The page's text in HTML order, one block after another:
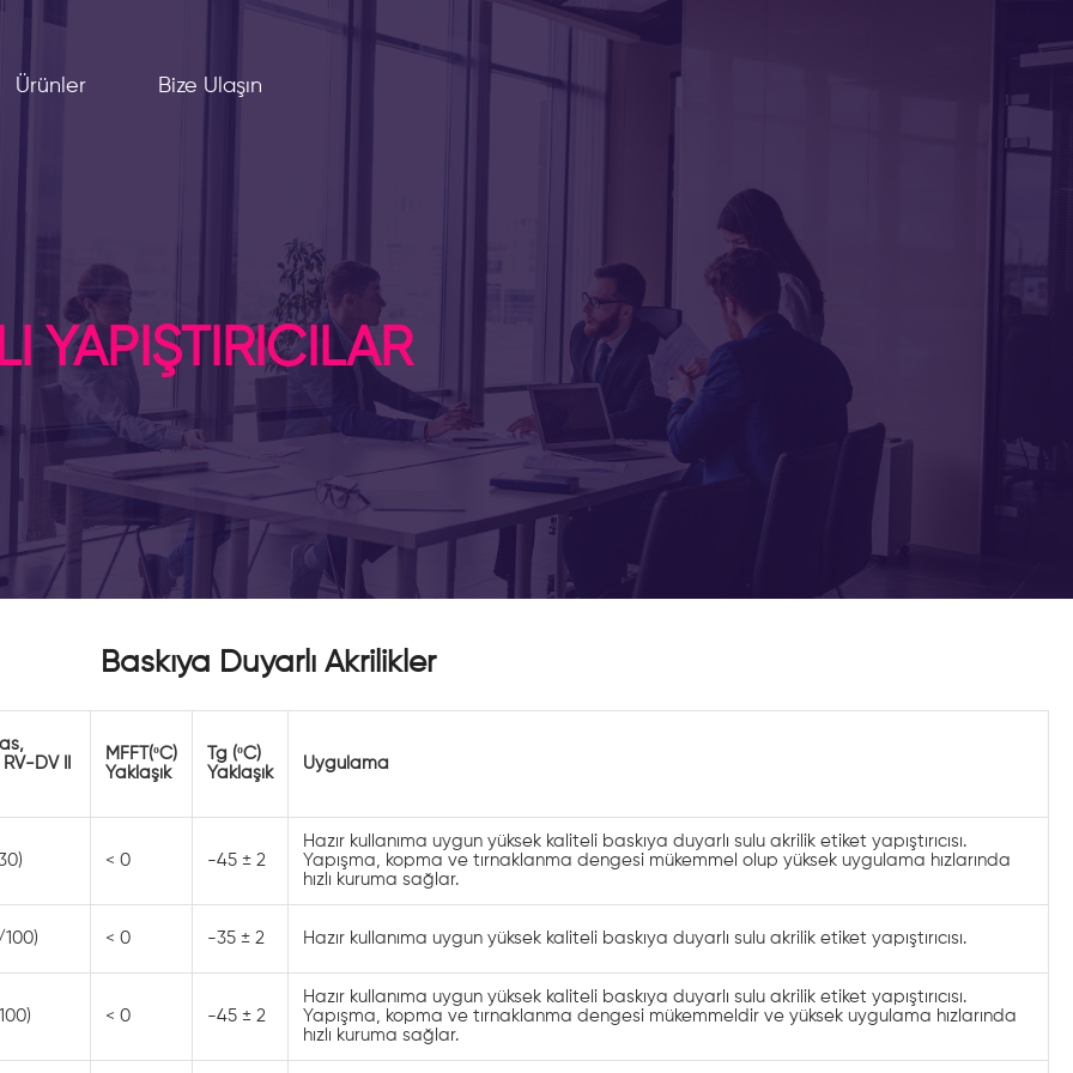
Ürünler Bize Ulaşın
YAPIŞTIRICILAR
Baskıya Duyarlı Akrilikler
DV II
MFFT(ºC)
Yaklaşık
Tg (ºC)
Yaklaşık
Uygulama
< 0 -45 ± 2
Hazır kullanıma uygun yüksek kaliteli baskıya duyarlı sulu akrilik etiket yapıştırıcısı.
Yapışma, kopma ve tırnaklanma dengesi mükemmel olup yüksek uygulama hızlarında
hızlı kuruma sağlar.
< 0 -35 ± 2 Hazır kullanıma uygun yüksek kaliteli baskıya duyarlı sulu akrilik etiket yapıştırıcısı.
< 0 -45 ± 2
Hazır kullanıma uygun yüksek kaliteli baskıya duyarlı sulu akrilik etiket yapıştırıcısı.
Yapışma, kopma ve tırnaklanma dengesi mükemmeldir ve yüksek uygulama hızlarında
hızlı kuruma sağlar.